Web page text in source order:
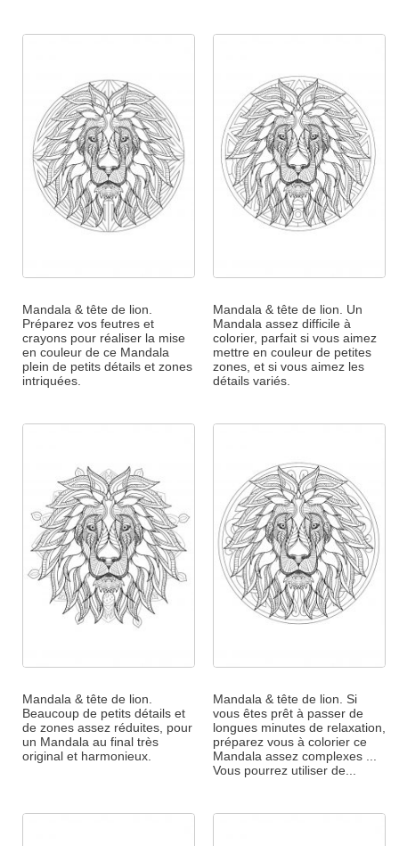
Mandala & tête de lion.
Préparez vos feutres et
crayons pour réaliser la mise
en couleur de ce Mandala
plein de petits détails et zones
intriquées.
Mandala & tête de lion. Un
Mandala assez difficile à
colorier, parfait si vous aimez
mettre en couleur de petites
zones, et si vous aimez les
détails variés.
Mandala & tête de lion.
Beaucoup de petits détails et
de zones assez réduites, pour
un Mandala au final très
original et harmonieux.
Mandala & tête de lion. Si
vous êtes prêt à passer de
longues minutes de relaxation,
préparez vous à colorier ce
Mandala assez complexes ...
Vous pourrez utiliser de...